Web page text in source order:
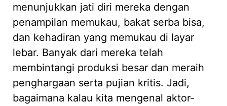
menunjukkan jati diri mereka dengan
penampilan memukau, bakat serba bisa,
dan kehadiran yang memukau di layar
lebar. Banyak dari mereka telah
membintangi produksi besar dan meraih
penghargaan serta pujian kritis. Jadi,
bagaimana kalau kita mengenal aktor-